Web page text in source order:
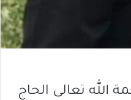
الله تعالى الحاج